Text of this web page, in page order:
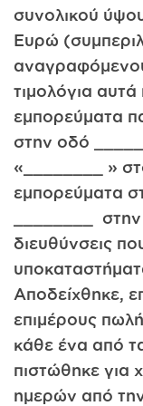
συνολικού
Ευρώ
τιμολόγια
εμπορεύματα
στην οδό
«________ »
εμπορεύματα
________ στην
διευθύνσεις
Αποδείχθηκε,
επιμέρους
κάθε ένα από
πιστώθηκε για
ημερών από